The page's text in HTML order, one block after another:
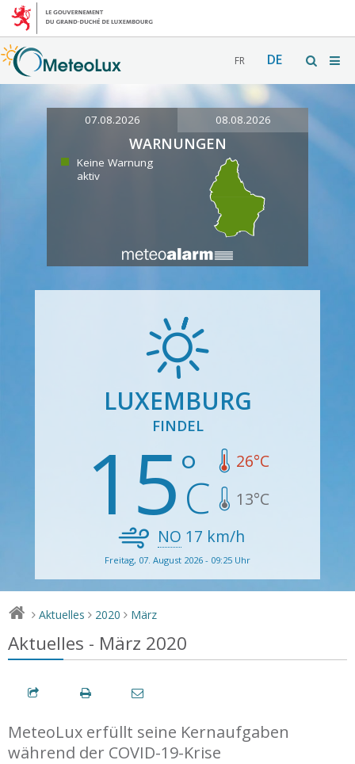
FR DE
07.08.2026 08.08.2026
WARNUNGEN
Keine Warnung
aktiv
LUXEMBURG
FINDEL
15 26°C
13°C
NO 17 km/h
Freitag, 07. August 2026 - 09:25 Uhr
> Aktuelles > 2020 > März
Aktuelles - März 2020
MeteoLux erfüllt seine Kernaufgaben
während der COVID-19-Krise